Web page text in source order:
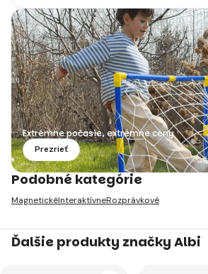
Extrémne počasie, extrémne ceny
Prezrieť
Podobné kategórie
MagnetickéInteraktívneRozprávkové
Ďalšie produkty značky Albi